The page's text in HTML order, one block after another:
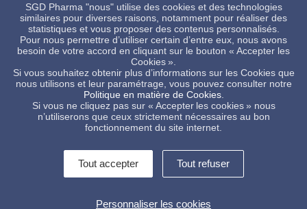
Certaines de nos références sont disponibles pour les marchés
Européens et Américains. Pour tout besoin spécifique merci de
contacter votre représentant commercial.
Conditions Générales de Vente
SGD Pharma "nous" utilise des cookies et des technologies
similaires pour diverses raisons, notamment pour réaliser des
statistiques et vous proposer des contenus personnalisés.
Pour nous permettre d’utiliser certain d’entre eux, nous avons
besoin de votre accord en cliquant sur le bouton « Accepter les
Cookies ».
Si vous souhaitez obtenir plus d’informations sur les Cookies que
nous utilisons et leur paramétrage, vous pouvez consulter notre
Politique en matière de Cookies.
Si vous ne cliquez pas sur « Accepter les cookies » nous
n’utiliserons que ceux strictement nécessaires au bon
fonctionnement du site internet.
Tout accepter Tout refuser
Personnaliser les cookies